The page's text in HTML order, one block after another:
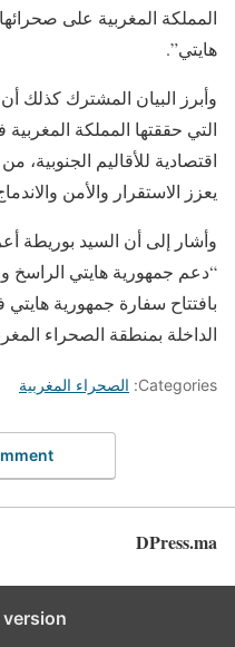
المملكة المغربية على
هايتي”.
وأبرز البيان المشترك كذلك
التي حققتها المملكة
اقتصادية للأقاليم الجنوبية،
يعزز الاستقرار والأمن
وأشار إلى أن السيد
“دعم جمهورية هايتي الراسخ
بافتتاح سفارة جمهورية
الداخلة بمنطقة الصحراء
Categories: الصحراء المغربية
DPress.ma